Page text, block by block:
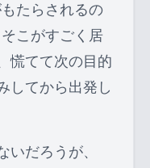
たらされるの
こがすごく居
慌てて次の目的
してから出発し
だろうが、